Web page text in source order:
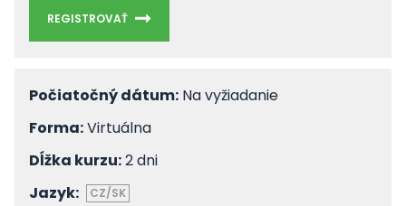
REGISTROVAŤ
Počiatočný dátum: Na vyžiadanie
Forma:Virtuálna
Dĺžka kurzu:2 dni
Jazyk:
CZ/SK